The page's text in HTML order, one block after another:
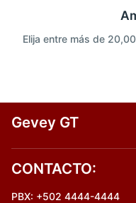
Elija entre más de
Gevey GT
CONTACTO:
PBX: +502 4444-4444